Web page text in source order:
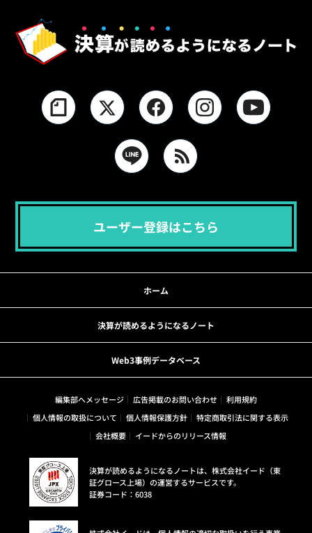
ユーザー登録はこちら
ホーム
決算が読めるようになるノート
Web3事例データベース
編集部へメッセージ 広告掲載のお問い合わせ
利用規約
個人情報の取扱について
個人情報保護方針
特定商取引法に関する表示
会社概要
イードからのリリース情報
決算が読めるようになるノートは、株式会社イード（東
証グロース上場）の運営するサービスです。
証券コード：6038